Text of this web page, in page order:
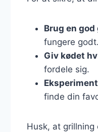
Brug en
fungere
Giv kødet
fordele sig.
finde din
Husk, at